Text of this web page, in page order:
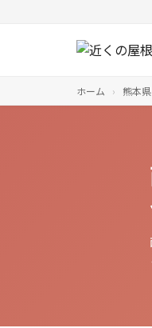
ホーム › 熊本県